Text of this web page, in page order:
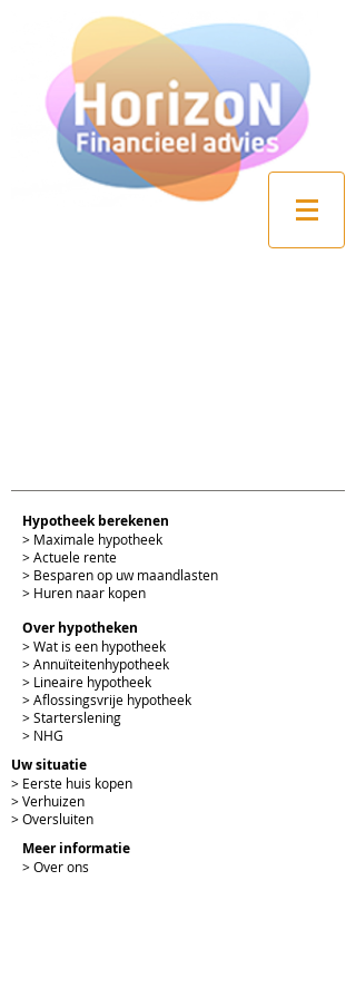
Meer informatie
> Over ons
Hypotheek berekenen
> Maximale hypotheek
> Actuele rente
> Besparen op uw maandlasten
> Huren naar kopen
Over hypotheken
> Wat is een hypotheek
> Annuïteitenhypotheek
> Lineaire hypotheek
> Aflossingsvrije hypotheek
> Starterslening
> NHG
Uw situatie
> Eerste huis kopen
> Verhuizen
> Oversluiten